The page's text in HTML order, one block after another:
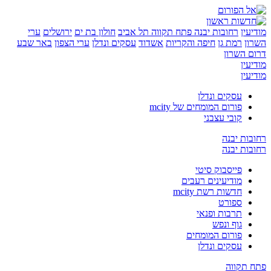
רחובות יבנהפתח תקווה תל אביב חולון בת ים ירושלים ערי
רמת גן חיפה והקריות אשדוד עסקים ונדלן ערי הצפון באר שבע
עסקים ונדלן
פורום המומחים של mcity
קובי עצבני
יבנה
יבנה
פייסבוק סיטי
מודיעינים רעבים
חדשות רשת mcity
ספורט
תרבות ופנאי
גוף ונפש
פורום המומחים
עסקים ונדלן